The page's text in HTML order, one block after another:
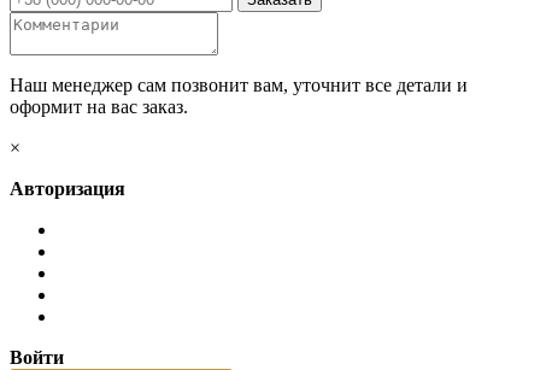
Наш менеджер сам позвонит вам, уточнит все детали и
оформит на вас заказ.
×
Авторизация
Войти